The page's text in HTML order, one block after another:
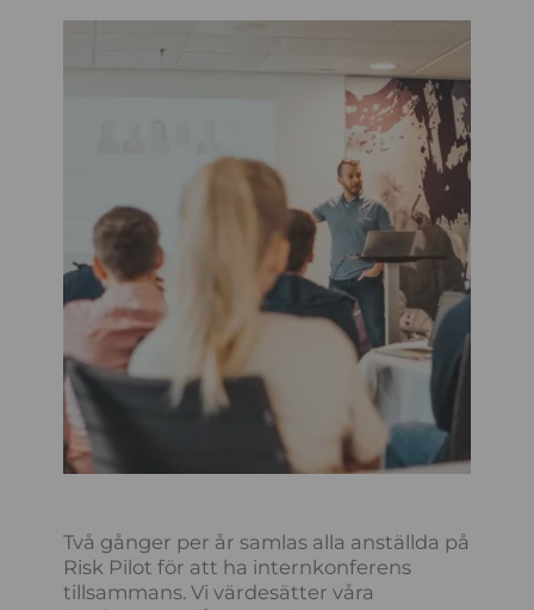
Två gånger per år samlas alla anställda på
Risk Pilot för att ha internkonferens
tillsammans. Vi värdesätter våra